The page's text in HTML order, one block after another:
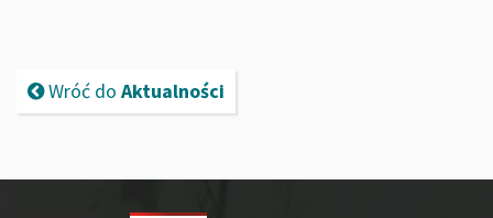
Wróć do Aktualności